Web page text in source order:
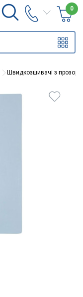
0
Швидкозшивачі з